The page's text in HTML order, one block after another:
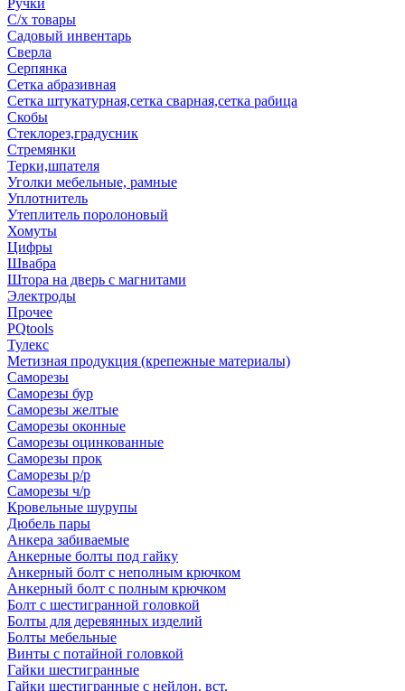
Ручки
С/х товары
Садовый инвентарь
Сверла
Серпянка
Сетка абразивная
Сетка штукатурная,сетка сварная,сетка рабица
Скобы
Стеклорез,градусник
Стремянки
Терки,шпателя
Уголки мебельные, рамные
Уплотнитель
Утеплитель поролоновый
Хомуты
Цифры
Швабра
Штора на дверь с магнитами
Электроды
Прочее
PQtools
Тулекс
Метизная продукция (крепежные материалы)
Саморезы
Саморезы бур
Саморезы желтые
Саморезы оконные
Саморезы оцинкованные
Саморезы прок
Саморезы р/р
Саморезы ч/р
Кровельные шурупы
Дюбель пары
Анкера забиваемые
Анкерные болты под гайку
Анкерный болт с неполным крючком
Анкерный болт с полным крючком
Болт с шестигранной головкой
Болты для деревянных изделий
Болты мебельные
Винты с потайной головкой
Гайки шестигранные
Гайки шестигранные с нейлон. вст.